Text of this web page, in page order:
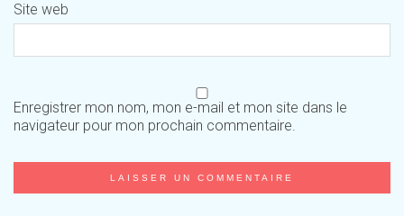
Site web
Enregistrer mon nom, mon e-mail et mon site dans le
navigateur pour mon prochain commentaire.